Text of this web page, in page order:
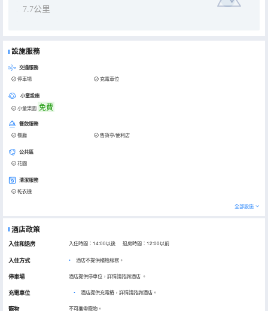
7.7公里
設施服務
交通服務
停車場 充電車位
小童設施
小童樂園 免費
餐飲服務
餐廳 售貨亭/便利店
公共區
花園
清潔服務
乾衣機
全部設施
酒店政策
入住和退房 入住時間：14:00以後 退房時間：12:00以前
入住方式 酒店不提供櫃枱服務。
停車場 酒店提供停車位，詳情請諮詢酒店 。
充電車位 • 酒店提供充電樁，詳情請諮詢酒店。
寵物 不可攜帶寵物。